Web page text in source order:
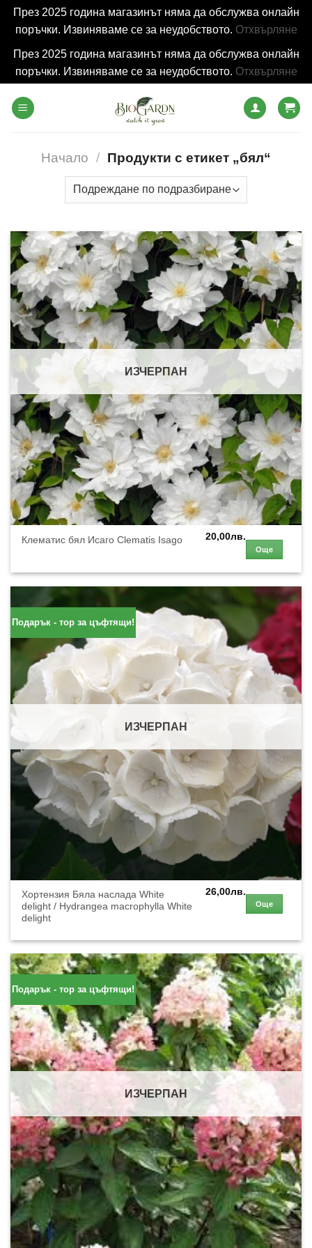
През 2025 година магазинът няма да обслужва онлайн
поръчки. Извиняваме се за неудобството. Отхвърляне
През 2025 година магазинът няма да обслужва онлайн
поръчки. Извиняваме се за неудобството. Отхвърляне
Начало / Продукти с етикет „бял“
ИЗЧЕРПАН
Клематис бял Исаго Clematis Isago 20,00лв.
Още
Подарък - тор за цъфтящи!
ИЗЧЕРПАН
Хортензия Бяла наслада White
delight / Hydrangea macrophylla White
delight
26,00лв.
Още
Подарък - тор за цъфтящи!
ИЗЧЕРПАН